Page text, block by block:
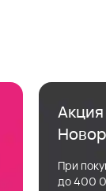
При
до 400